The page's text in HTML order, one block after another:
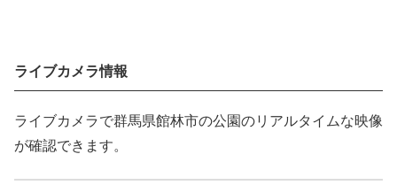
ライブカメラ情報
ライブカメラで群馬県館林市の公園のリアルタイムな映像
が確認できます。